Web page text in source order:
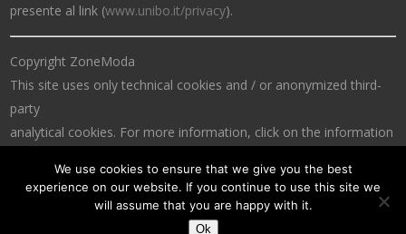
presente al link (www.unibo.it/privacy).
Copyright ZoneModa
This site uses only technical cookies and / or anonymized third-
party
analytical cookies. For more information, click on the information
We use cookies to ensure that we give you the best
experience on our website. If you continue to use this site we
will assume that you are happy with it.
Ok